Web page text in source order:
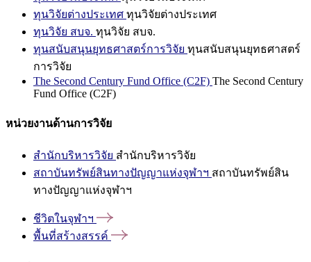
ทุนวิจัยต่างประเทศ ทุนวิจัยต่างประเทศ
ทุนวิจัย สบจ. ทุนวิจัย สบจ.
ทุนสนับสนุนยุทธศาสตร์การวิจัย ทุนสนับสนุนยุทธศาสตร์
การวิจัย
The Second Century Fund Office (C2F) The Second Century
Fund Office (C2F)
หน่วยงานด้านการวิจัย
สำนักบริหารวิจัย สำนักบริหารวิจัย
สถาบันทรัพย์สินทางปัญญาแห่งจุฬาฯ สถาบันทรัพย์สิน
ทางปัญญาแห่งจุฬาฯ
ชีวิตในจุฬาฯ
พื้นที่สร้างสรรค์